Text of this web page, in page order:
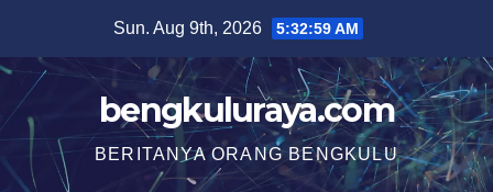
content
Sun. Aug 9th, 2026 5:32:59 AM
bengkuluraya.com
BERITANYA ORANG BENGKULU